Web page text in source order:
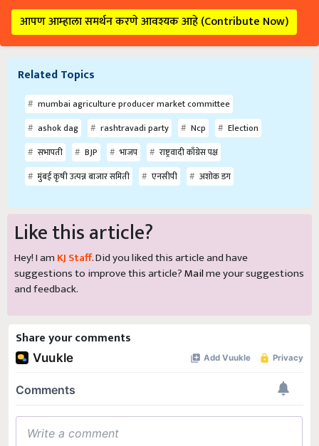
आपण आम्हाला समर्थन करणे आवश्यक आहे (Contribute Now)
Related Topics
mumbai agriculture producer market committee
ashok dag
rashtravadi party Ncp
Election
सभापती
BJP भाजप
राष्ट्रवादी काँग्रेस पक्ष
मुंबई कृषी उत्पन्न बाजार समिती
एनसीपी अशोक डग
Like this article?
Hey! I am KJ Staff. Did you liked this article and have
suggestions to improve this article?Mailme your suggestions
and feedback.
Share your comments